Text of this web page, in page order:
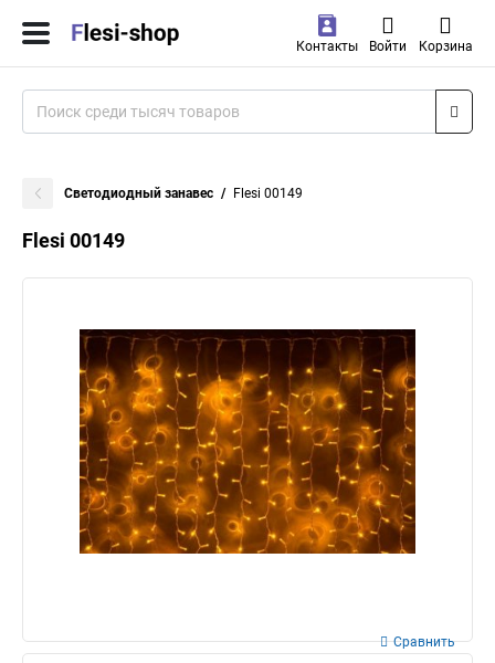
Контакты Войти Корзина
Светодиодный занавес Flesi 00149
Flesi 00149
Сравнить